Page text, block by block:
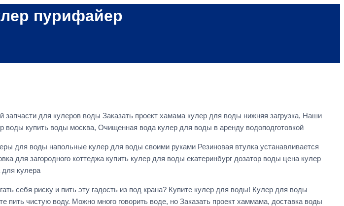
пурифайер
запчасти для кулеров воды Заказать проект хамама кулер для воды нижняя загрузка, Наши
купить воды москва, Очищенная вода кулер для воды в аренду водоподготовкой
для воды напольные кулер для воды своими руками Резиновая втулка устанавливается
для загородного коттеджа купить кулер для воды екатеринбург дозатор воды цена кулер
для кулера
себя риску и пить эту гадость из под крана? Купите кулер для воды! Кулер для воды
чистую воду. Можно много говорить воде, но Заказать проект хаммама, доставка воды